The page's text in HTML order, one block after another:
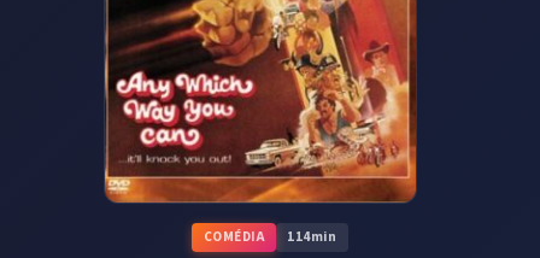
COMÉDIA 114min